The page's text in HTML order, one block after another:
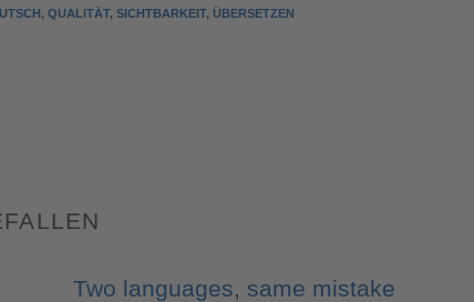
, QUALITÄT, SICHTBARKEIT, ÜBERSETZEN
Two languages, same mistake